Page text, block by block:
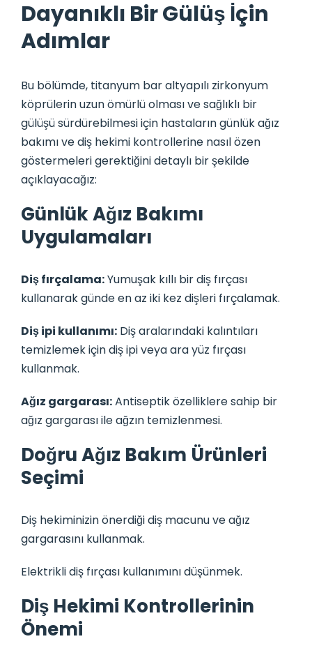
Dayanıklı Bir Gülüş İçin
Adımlar
Bu bölümde, titanyum bar altyapılı zirkonyum
köprülerin uzun ömürlü olması ve sağlıklı bir
gülüşü sürdürebilmesi için hastaların günlük ağız
bakımı ve diş hekimi kontrollerine nasıl özen
göstermeleri gerektiğini detaylı bir şekilde
açıklayacağız:
Günlük Ağız Bakımı
Uygulamaları
Diş fırçalama:Yumuşak kıllı bir diş fırçası
kullanarak günde en az iki kez dişleri fırçalamak.
Diş ipi kullanımı: Diş aralarındaki kalıntıları
temizlemek için diş ipi veya ara yüz fırçası
kullanmak.
Ağız gargarası:Antiseptik özelliklere sahip bir
ağız gargarası ile ağzın temizlenmesi.
Doğru Ağız Bakım Ürünleri
Seçimi
Diş hekiminizin önerdiği diş macunu ve ağız
gargarasını kullanmak.
Elektrikli diş fırçası kullanımını düşünmek.
Diş Hekimi Kontrollerinin
Önemi